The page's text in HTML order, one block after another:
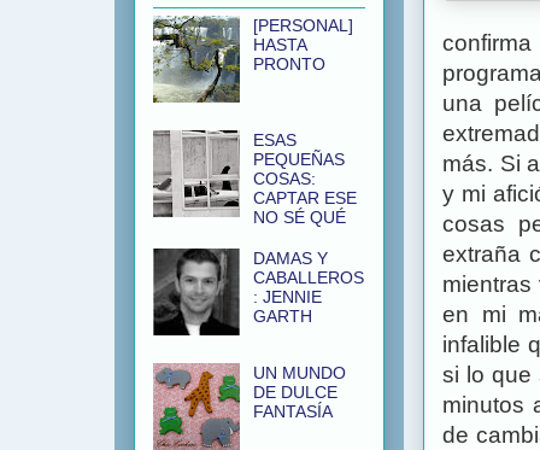
una
más. Si
y mi
cosas
extraña
en mi
infalible
si lo que
minutos
de
[PERSONAL]
HASTA
PRONTO
ESAS
PEQUEÑAS
COSAS:
CAPTAR ESE
NO SÉ QUÉ
DAMAS Y
CABALLEROS
: JENNIE
GARTH
UN MUNDO
DE DULCE
FANTASÍA